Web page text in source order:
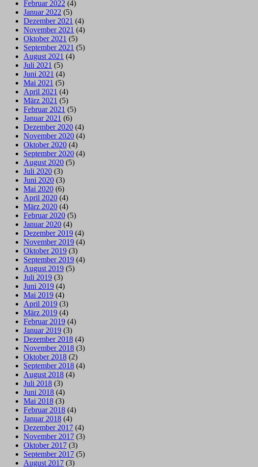
Februar 2022 (4)
Januar 2022 (5)
Dezember 2021 (4)
November 2021 (4)
Oktober 2021 (5)
September 2021 (5)
August 2021 (4)
Juli 2021 (5)
Juni 2021 (4)
Mai 2021 (5)
April 2021 (4)
März 2021 (5)
Februar 2021 (5)
Januar 2021 (6)
Dezember 2020 (4)
November 2020 (4)
Oktober 2020 (4)
September 2020 (4)
August 2020 (5)
Juli 2020 (3)
Juni 2020 (3)
Mai 2020 (6)
April 2020 (4)
März 2020 (4)
Februar 2020 (5)
Januar 2020 (4)
Dezember 2019 (4)
November 2019 (4)
Oktober 2019 (3)
September 2019 (4)
August 2019 (5)
Juli 2019 (3)
Juni 2019 (4)
Mai 2019 (4)
April 2019 (3)
März 2019 (4)
Februar 2019 (4)
Januar 2019 (3)
Dezember 2018 (4)
November 2018 (3)
Oktober 2018 (2)
September 2018 (4)
August 2018 (4)
Juli 2018 (3)
Juni 2018 (4)
Mai 2018 (3)
Februar 2018 (4)
Januar 2018 (4)
Dezember 2017 (4)
November 2017 (3)
Oktober 2017 (3)
September 2017 (5)
August 2017 (3)